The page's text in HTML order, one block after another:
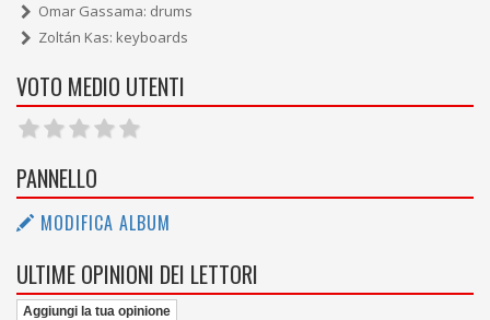
Omar Gassama: drums
Zoltán Kas: keyboards
VOTO MEDIO UTENTI
PANNELLO
MODIFICA ALBUM
ULTIME OPINIONI DEI LETTORI
Aggiungi la tua opinione